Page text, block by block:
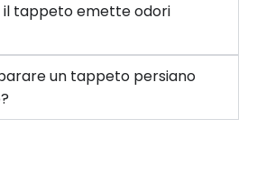
il tappeto emette odori
un tappeto persiano